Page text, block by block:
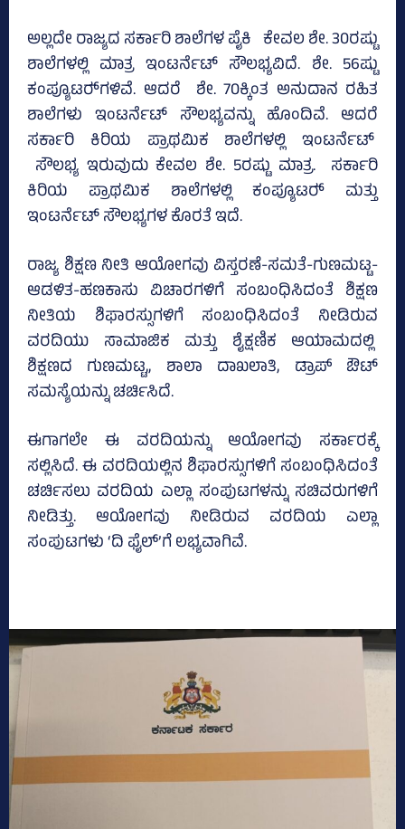
ಅಲ್ಲದೇ ರಾಜ್ಯದ ಸರ್ಕಾರಿ ಶಾಲೆಗಳ ಪೈಕಿ ಕೇವಲ ಶೇ. 30ರಷ್ಟು
ಶಾಲೆಗಳಲ್ಲಿ ಮಾತ್ರ ಇಂಟರ್ನೆಟ್‌ ಸೌಲಭ್ಯವಿದೆ. ಶೇ. 56ಷ್ಟು
ಕಂಪ್ಯೂಟರ್‍‌ಗಳಿವೆ. ಆದರೆ ಶೇ. 70ಕ್ಕಿಂತ ಅನುದಾನ ರಹಿತ
ಶಾಲೆಗಳು ಇಂಟರ್ನೆಟ್‌ ಸೌಲಭ್ಯವನ್ನು ಹೊಂದಿವೆ. ಆದರೆ
ಸರ್ಕಾರಿ ಕಿರಿಯ ಪ್ರಾಥಮಿಕ ಶಾಲೆಗಳಲ್ಲಿ ಇಂಟರ್ನೆಟ್‌
ಸೌಲಭ್ಯ ಇರುವುದು ಕೇವಲ ಶೇ. 5ರಷ್ಟು ಮಾತ್ರ. ಸರ್ಕಾರಿ
ಕಿರಿಯ ಪ್ರಾಥಮಿಕ ಶಾಲೆಗಳಲ್ಲಿ ಕಂಪ್ಯೂಟರ್‍‌ ಮತ್ತು
ಇಂಟರ್ನೆಟ್‌ ಸೌಲಭ್ಯಗಳ ಕೊರತೆ ಇದೆ.
ರಾಜ್ಯ ಶಿಕ್ಷಣ ನೀತಿ ಆಯೋಗವು ವಿಸ್ತರಣೆ-ಸಮತೆ-ಗುಣಮಟ್ಟ-
ಆಡಳಿತ-ಹಣಕಾಸು ವಿಚಾರಗಳಿಗೆ ಸಂಬಂಧಿಸಿದಂತೆ ಶಿಕ್ಷಣ
ನೀತಿಯ ಶಿಫಾರಸ್ಸುಗಳಿಗೆ ಸಂಬಂಧಿಸಿದಂತೆ ನೀಡಿರುವ
ವರದಿಯು ಸಾಮಾಜಿಕ ಮತ್ತು ಶೈಕ್ಷಣಿಕ ಆಯಾಮದಲ್ಲಿ
ಶಿಕ್ಷಣದ ಗುಣಮಟ್ಟ,, ಶಾಲಾ ದಾಖಲಾತಿ, ಡ್ರಾಪ್‌ ಔಟ್‌
ಸಮಸ್ಯೆಯನ್ನು ಚರ್ಚಿಸಿದೆ.
ಈಗಾಗಲೇ ಈ ವರದಿಯನ್ನು ಆಯೋಗವು ಸರ್ಕಾರಕ್ಕೆ
ಸಲ್ಲಿಸಿದೆ. ಈ ವರದಿಯಲ್ಲಿನ ಶಿಫಾರಸ್ಸುಗಳಿಗೆ ಸಂಬಂಧಿಸಿದಂತೆ
ಚರ್ಚಿಸಲು ವರದಿಯ ಎಲ್ಲಾ ಸಂಪುಟಗಳನ್ನು ಸಚಿವರುಗಳಿಗೆ
ನೀಡಿತ್ತು. ಆಯೋಗವು ನೀಡಿರುವ ವರದಿಯ ಎಲ್ಲಾ
ಸಂಪುಟಗಳು ‘ದಿ ಫೈಲ್‌’ಗೆ ಲಭ್ಯವಾಗಿವೆ.